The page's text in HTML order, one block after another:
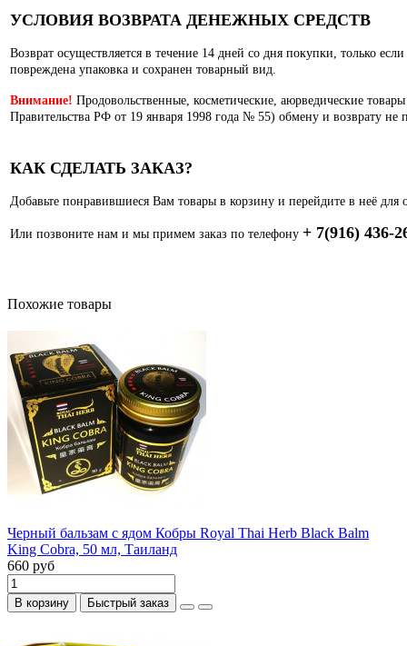
УСЛОВИЯ ВОЗВРАТА ДЕНЕЖНЫХ СРЕДСТВ
Возврат осуществляется в течение 14 дней со дня покупки, только
повреждена упаковка и сохранен товарный вид.
Внимание! Продовольственные, косметические, аюрведические
Правительства РФ от 19 января 1998 года № 55) обмену и возврату не
КАК СДЕЛАТЬ ЗАКАЗ?
Добавьте понравившиеся Вам товары в корзину и перейдите в неё для
Или позвоните нам и мы примем заказ по телефону + 7(916) 436-
Похожие товары
Черный бальзам с ядом Кобры Royal Thai Herb Black Balm
King Cobra, 50 мл, Таиланд
660 руб
В корзину Быстрый заказ